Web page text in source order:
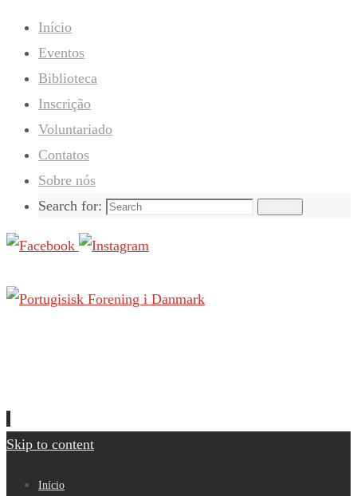
Início
Eventos
Biblioteca
Inscrição
Voluntariado
Contatos
Sobre nós
Search for:
Skip to content
Início